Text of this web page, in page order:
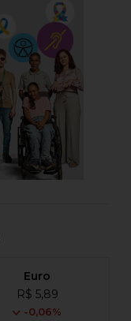
Euro
R$ 5,89
-0,06%